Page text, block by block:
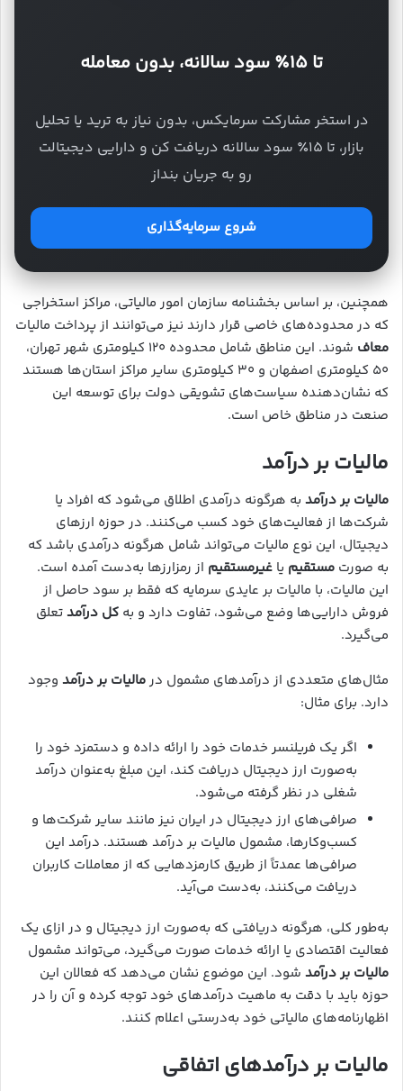
تا ۱۵٪ سود سالانه، بدون معامله
در استخر مشارکت سرمایکس، بدون نیاز به ترید یا تحلیل
بازار، تا ۱۵٪ سود سالانه دریافت کن و دارایی دیجیتالت
رو به جریان بنداز
شروع سرمایه‌گذاری
همچنین، بر اساس بخشنامه سازمان امور مالیاتی، مراکز استخراجی
که در محدوده‌های خاصی قرار دارند نیز می‌توانند از پرداخت مالیات
معاف
شوند. این مناطق شامل محدوده ۱۲۰ کیلومتری شهر تهران،
۵۰ کیلومتری اصفهان و ۳۰ کیلومتری سایر مراکز استان‌ها هستند
که نشان‌دهنده سیاست‌های تشویقی دولت برای توسعه این
صنعت در مناطق خاص است.
مالیات بر درآمد
مالیات بر درآمد به هرگونه درآمدی اطلاق می‌شود که افراد یا
شرکت‌ها از فعالیت‌های خود کسب می‌کنند. در حوزه ارزهای
دیجیتال، این نوع مالیات می‌تواند شامل هرگونه درآمدی باشد که
به صورت مستقیم یا غیرمستقیم از رمزارزها به‌دست آمده است.
این مالیات، با مالیات بر عایدی سرمایه که فقط بر سود حاصل از
فروش دارایی‌ها وضع می‌شود، تفاوت دارد و به کل درآمدتعلق
می‌گیرد.
مثال‌های متعددی از درآمدهای مشمول در مالیات بر درآمد وجود
دارد. برای مثال:
اگر یک فریلنسر خدمات خود را ارائه داده و دستمزد خود را
به‌صورت ارز دیجیتال دریافت کند، این مبلغ به‌عنوان درآمد
شغلی در نظر گرفته می‌شود.
صرافی‌های ارز دیجیتال در ایران نیز مانند سایر شرکت‌ها و
کسب‌وکارها، مشمول مالیات بر درآمد هستند. درآمد این
صرافی‌ها عمدتاً از طریق کارمزدهایی که از معاملات کاربران
دریافت می‌کنند، به‌دست می‌آید.
به‌طور کلی، هرگونه دریافتی که به‌صورت ارز دیجیتال و در ازای یک
فعالیت اقتصادی یا ارائه خدمات صورت می‌گیرد، می‌تواند مشمول
مالیات بر درآمد شود. این موضوع نشان می‌دهد که فعالان این
حوزه باید با دقت به ماهیت درآمدهای خود توجه کرده و آن را در
اظهارنامه‌های مالیاتی خود به‌درستی اعلام کنند.
مالیات بر درآمدهای اتفاقی